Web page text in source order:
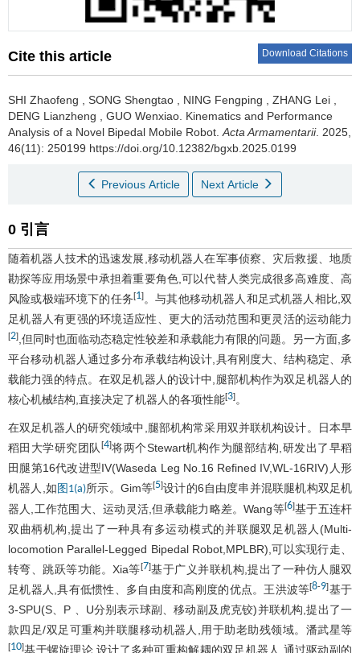
Cite this article Download Citations
SHI Zhaofeng , SONG Shengtao , NING Fengping , ZHANG Lei ,
DENG Lianzheng , GUO Wenxiao. Kinematics and Performance
Analysis of a Novel Bipedal Mobile Robot.Acta Armamentarii. 2025,
46(11): 250199 https://doi.org/10.12382/bgxb.2025.0199
Previous Article Next Article
0 引言
随着机器人技术的迅速发展,移动机器人在军事侦察、灾后救援、地质
勘探等应用场景中承担着重要角色,可以代替人类完成很多高难度、高
风险或极端环境下的任务[1]。与其他移动机器人和足式机器人相比,双
足机器人有更强的环境适应性、更大的活动范围和更灵活的运动能力
[2],但同时也面临动态稳定性较差和承载能力有限的问题。另一方面,多
平台移动机器人通过多分布承载结构设计,具有刚度大、结构稳定、承
载能力强的特点。在双足机器人的设计中,腿部机构作为双足机器人的
核心机械结构,直接决定了机器人的各项性能[3]。
在双足机器人的研究领域中,腿部机构常采用双并联机构设计。日本早
稻田大学研究团队[4]将两个Stewart机构作为腿部结构,研发出了早稻
田腿第16代改进型IV(Waseda Leg No.16 Refined IV,WL-16RIV)人形
机器人,如 图1(a)所示。Gim等[5]设计的6自由度串并混联腿机构双足机
器人,工作范围大、运动灵活,但承载能力略差。Wang等[6]基于五连杆
双曲柄机构,提出了一种具有多运动模式的并联腿双足机器人(Multi-
locomotion Parallel-Legged Bipedal Robot,MPLBR),可以实现行走、
转弯、跳跃等功能。Xia等[7]基于广义并联机构,提出了一种仿人腿双
足机器人,具有低惯性、多自由度和高刚度的优点。王洪波等[8-9]基于
3-SPU(S、P 、U分别表示球副、移动副及虎克铰)并联机构,提出了一
款四足/双足可重构并联腿移动机器人,用于助老助残领域。潘武星等
[10]基于螺旋理论,设计了多种可重构解耦的双足机器人,通过驱动副的